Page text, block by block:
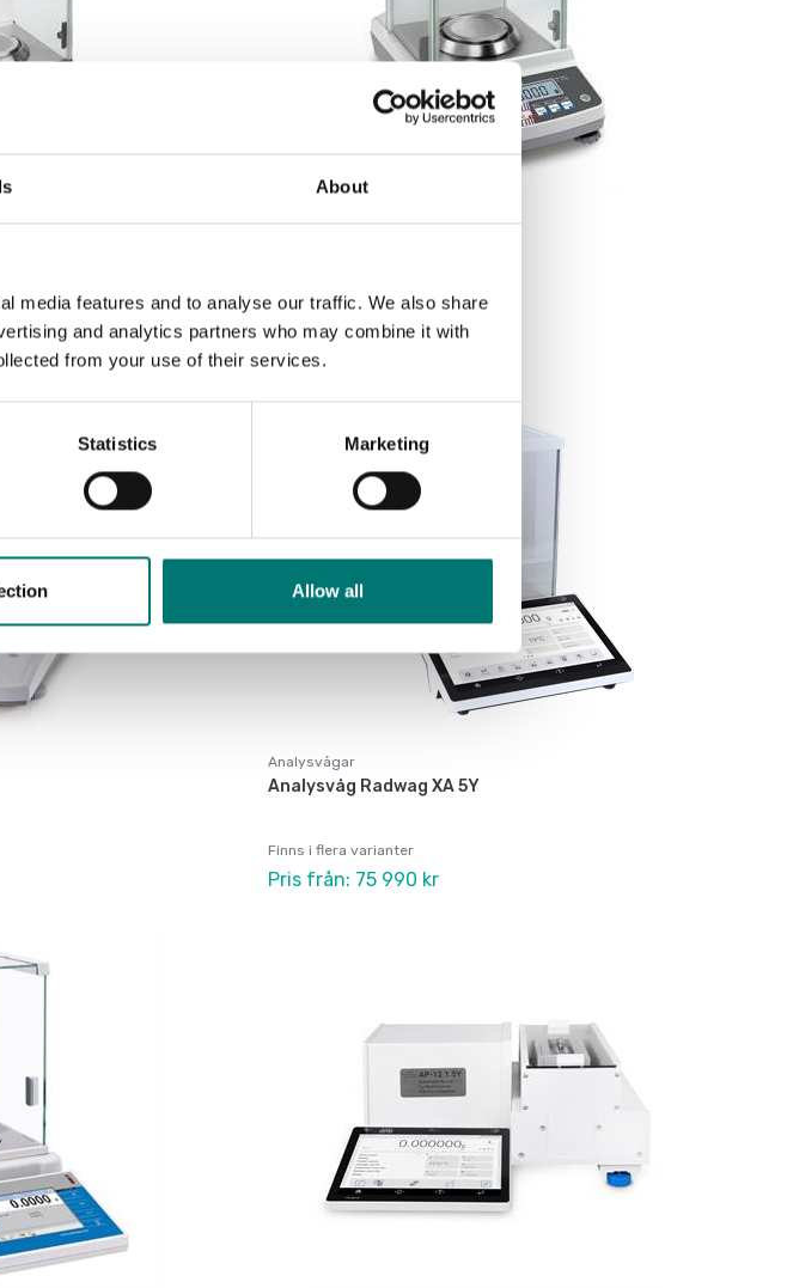
About
media features and to analyse our traffic. We also share
and analytics partners who may combine it with
from your use of their services.
Statistics Marketing
Allow all
Finns i flera varianter
Pris från: 17 990 kr
Analysvågar
Analysvåg Radwag XA 5Y
Finns i flera varianter
Pris från: 75 990 kr